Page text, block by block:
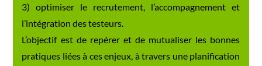
3) optimiser le recrutement, l’accompagnement et
l’intégration des testeurs.
L’objectif est de repérer et de mutualiser les bonnes
pratiques liées à ces enjeux, à travers une planification